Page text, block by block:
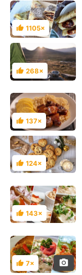
Hodnocení
1105×
Hodnocení
268×
Hodnocení
137×
Hodnocení
124×
Hodnocení
143×
Hodnocení
7×